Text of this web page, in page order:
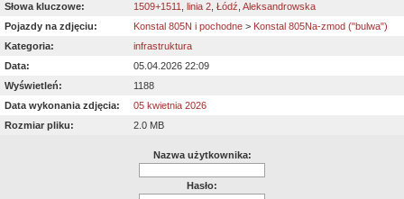
Słowa kluczowe:
1509+1511 linia 2 Łódź Aleksandrowska
Pojazdy na zdjęciu:
Konstal 805N i pochodne > Konstal 805Na-zmod ("bulwa")
Kategoria:
infrastruktura
Data:
05.04.2026 22:09
Wyświetleń:
1188
Data wykonania zdjęcia:
05 kwietnia 2026
Rozmiar pliku:
2.0 MB
Nazwa użytkownika:
Hasło: